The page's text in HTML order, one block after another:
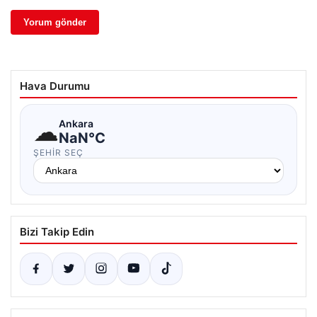
Hava Durumu
☁Ankara
NaN°C
ŞEHIR SEÇ
Bizi Takip Edin